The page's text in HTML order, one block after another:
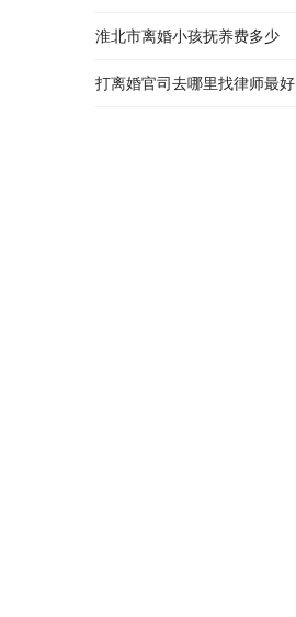
淮北市离婚小孩抚养费多少
打离婚官司去哪里找律师最好